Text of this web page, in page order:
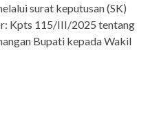
surat keputusan (SK)
Kpts 115/III/2025 tentang
Bupati kepada Wakil